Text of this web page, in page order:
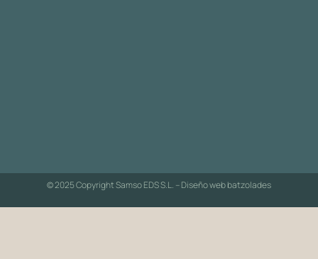
© 2025 Copyright Samso EDS S.L. – Diseño webbatzolades